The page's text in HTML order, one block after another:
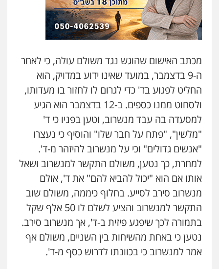
וחקירות
0542255161
פלילי פשיעה חמורה סמים מעצרים
וחקירות
0544723840
עו"ד ראוף נג'אר
סמים רכוש
0548009246
דוד אפרים משרד עורכי דין
פלילי צווארון לבן מס הכנסה
0506209859
עדי כרמלי – חברת עו"ד
פלילי כלכלי עורכי דין לענייני אסירים
0525060666
מכתב האישום שהוגש נגד משולם עולה, כי לאחר
ה-9 בדצמבר, במועד שאינו ידוע במדויק, הוא
החליט לפגוע בד' כדי לגרום לו לחזור בו מעדותו,
ולסחוט ממנו כספים. ב-12 בדצמבר הוא הגיע
למסעדה בה עבד מנשרוב, וטען בפניו כי ד'
"מלשין", "פתח על חבר שלו" והוסיף כי נעצרו
"אנשים גדולים" וכי על מנשרוב להיזהר מ-ד'.
למחרת, כך נטען, משולם התקשר למנשרוב ושאל
אותו אם הוא "יכול להביא להם" את ד', אולם
מנשרוב סירב לסייע. בחלוף כיממה, משולם שוב
התקשר למנשרוב והציע לשלם לו 50 אלף שקל
בתמורה לכך שיפגע פיזית ב-ד', אך מנשרוב סירב.
נטען כי באחת מהשיחות בין השניים, משולם אף
אמר למנשרוב כי בכוונתו לדרוש כסף מ-ד'.